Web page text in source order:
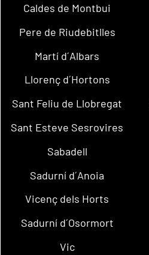
Caldes de Montbui
Pere de Riudebitlles
Martí d´Albars
Llorenç d´Hortons
Sant Feliu de Llobregat
Sant Esteve Sesrovires
Sabadell
Sadurní d´Anoia
Vicenç dels Horts
Sadurní d´Osormort
Vic